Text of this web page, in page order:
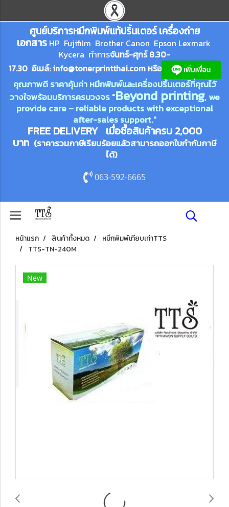
ศูนย์บริการหมึกพิมพ์แท้ปริ้นเตอร์ เครื่องถ่าย
เอกสาร HP Fujifilm Brother Canon Epson Lexmark
Kycera ทำการจันทร์-ศุกร์ 8.30-
17.30 อีเมล์:info@tonerprintthai.com หรือ
คุณภาพดี ราคาคุ้มค่า หมึกพิมพ์และเครื่องปริ้นเตอร์ที่คุณไว้
วางใจพร้อมบริการครบวงจร "Beyond printing, we
provide care – reliable products with exceptional
after-sales support."
FREE DELIVERY เมื่อซื้อสินค้าครบ 2,000
บาท (ราคารวมภาษีเรียบร้อยแล้วสามารถออกใบกำกับภาษี
ได้)
063-592-6665
หน้าแรก สินค้าทั้งหมด
หมึกพิมพ์เทียบเท่าTTS
TTS-TN-240M
New